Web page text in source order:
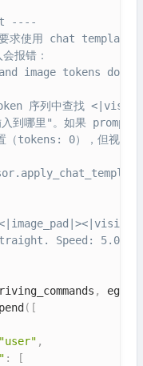
----
求使用 chat template
报错：
image tokens do
token 序列中查找
到哪里"。如果 prompt
（tokens: 0），但视觉
Speed: 5.0m/
,
( [
"user" ,
:
[